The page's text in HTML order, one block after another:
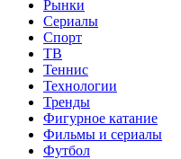
Рынки
Сериалы
Спорт
ТВ
Теннис
Технологии
Тренды
Фигурное катание
Фильмы и сериалы
Футбол